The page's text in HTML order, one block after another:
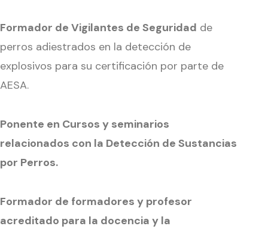
Formador de Vigilantes de Seguridad de
perros adiestrados en la detección de
explosivos para su certificación por parte de
AESA.
Ponente en Cursos y seminarios
relacionados con la Detección de Sustancias
por Perros.
Formador de formadores y profesor
acreditado para la docencia y la